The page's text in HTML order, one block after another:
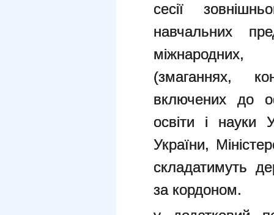
сесії
навчальних
(змаганнях,
включених до
освіти і науки
України,
складатимуть
за кордоном.